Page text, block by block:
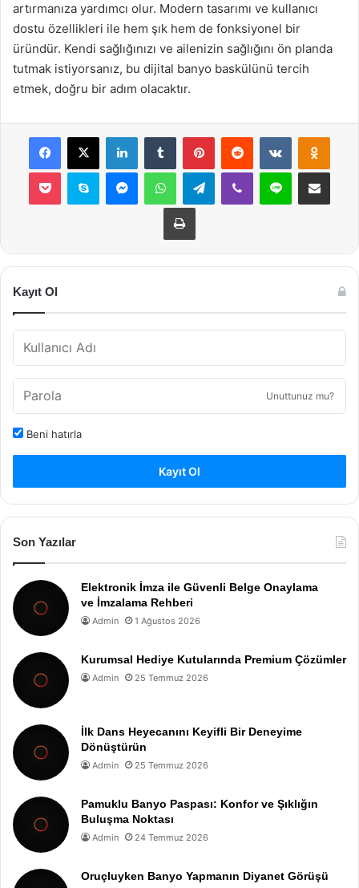
artırmanıza yardımcı olur. Modern tasarımı ve kullanıcı
dostu özellikleri ile hem şık hem de fonksiyonel bir
üründür. Kendi sağlığınızı ve ailenizin sağlığını ön planda
tutmak istiyorsanız, bu dijital banyo baskülünü tercih
etmek, doğru bir adım olacaktır.
Facebook
X LinkedInTumblr PinterestReddit VKontakte
Pocket Skype MessengerWhatsAppTelegramViber Line E-Posta ile
Yazdır
Kayıt Ol
Unuttunuz mu?
Beni hatırla
Kayıt Ol
Son Yazılar
Elektronik İmza ile Güvenli Belge Onaylama
ve İmzalama Rehberi
Admin 1 Ağustos 2026
Kurumsal Hediye Kutularında Premium Çözümler
Admin 25 Temmuz 2026
İlk Dans Heyecanını Keyifli Bir Deneyime
Dönüştürün
Admin 25 Temmuz 2026
Pamuklu Banyo Paspası: Konfor ve Şıklığın
Buluşma Noktası
Admin 24 Temmuz 2026
Oruçluyken Banyo Yapmanın Diyanet Görüşü